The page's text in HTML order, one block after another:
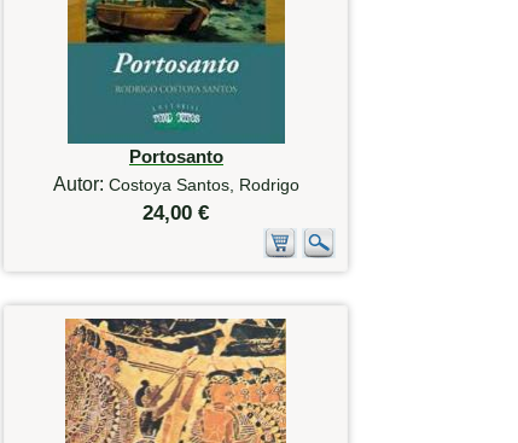
Portosanto
Autor: Costoya Santos, Rodrigo
24,00 €